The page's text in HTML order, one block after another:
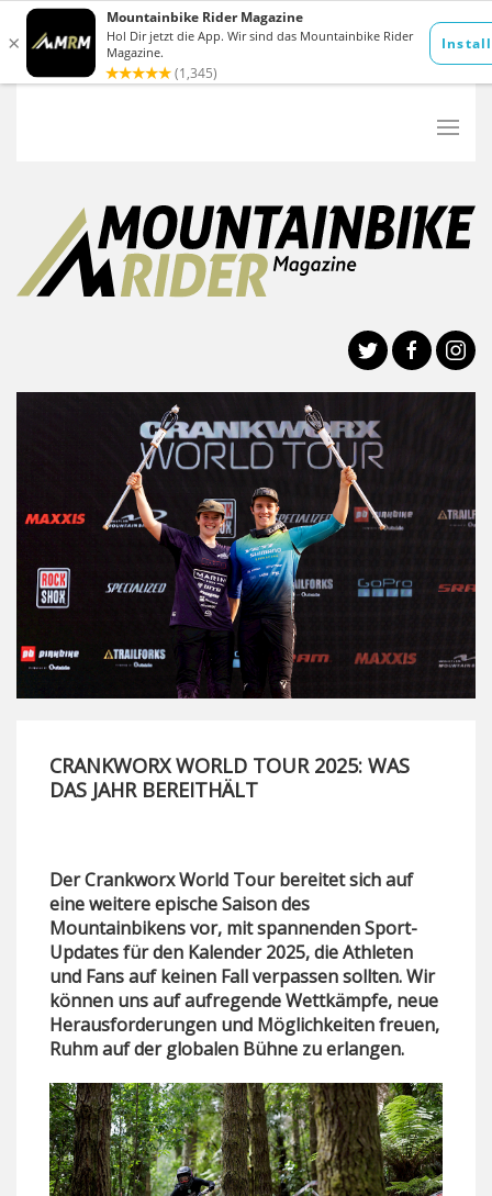
CRANKWORX WORLD TOUR 2025: WAS
DAS JAHR BEREITHÄLT
Der Crankworx World Tour bereitet sich auf
eine weitere epische Saison des
Mountainbikens vor, mit spannenden Sport-
Updates für den Kalender 2025, die Athleten
und Fans auf keinen Fall verpassen sollten. Wir
können uns auf aufregende Wettkämpfe, neue
Herausforderungen und Möglichkeiten freuen,
Ruhm auf der globalen Bühne zu erlangen.